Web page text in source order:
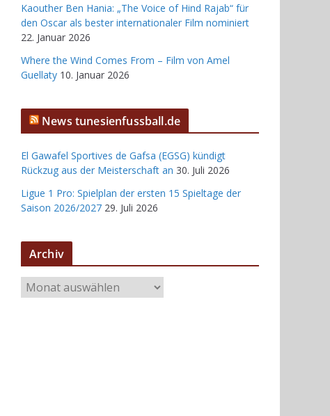
Kaouther Ben Hania: „The Voice of Hind Rajab“ für
den Oscar als bester internationaler Film nominiert
22. Januar 2026
Where the Wind Comes From – Film von Amel
Guellaty 10. Januar 2026
News tunesienfussball.de
El Gawafel Sportives de Gafsa (EGSG) kündigt
Rückzug aus der Meisterschaft an 30. Juli 2026
Ligue 1 Pro: Spielplan der ersten 15 Spieltage der
Saison 2026/2027 29. Juli 2026
Archiv
r